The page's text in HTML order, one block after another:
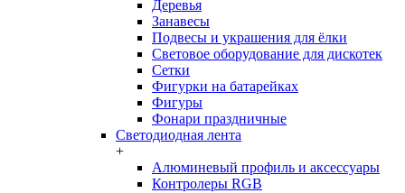
Деревья
Занавесы
Подвесы и украшения для ёлки
Световое оборудование для дискотек
Сетки
Фигурки на батарейках
Фигуры
Фонари праздничные
Светодиодная лента
+
Алюминевый профиль и аксессуары
Контролеры RGB